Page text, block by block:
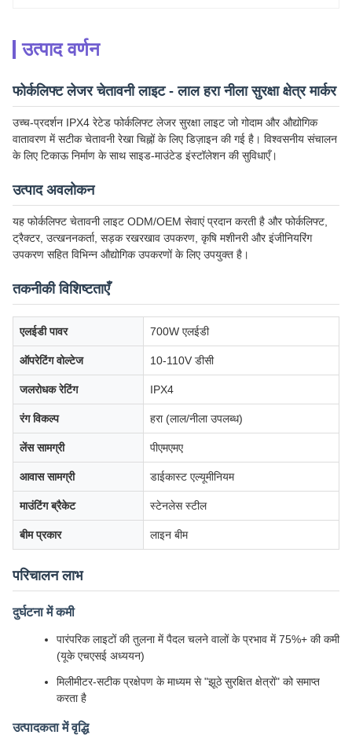
उत्पाद वर्णन
फोर्कलिफ्ट लेजर चेतावनी लाइट - लाल हरा नीला सुरक्षा क्षेत्र मार्कर
उच्च-प्रदर्शन IPX4 रेटेड फोर्कलिफ्ट लेजर सुरक्षा लाइट जो गोदाम और औद्योगिक
वातावरण में सटीक चेतावनी रेखा चिह्नों के लिए डिज़ाइन की गई है। विश्वसनीय संचालन
के लिए टिकाऊ निर्माण के साथ साइड-माउंटेड इंस्टॉलेशन की सुविधाएँ।
उत्पाद अवलोकन
यह फोर्कलिफ्ट चेतावनी लाइट ODM/OEM सेवाएं प्रदान करती है और फोर्कलिफ्ट,
ट्रैक्टर, उत्खननकर्ता, सड़क रखरखाव उपकरण, कृषि मशीनरी और इंजीनियरिंग
उपकरण सहित विभिन्न औद्योगिक उपकरणों के लिए उपयुक्त है।
तकनीकी विशिष्टताएँ
एलईडी पावर 700W एलईडी
ऑपरेटिंग वोल्टेज 10-110V डीसी
जलरोधक रेटिंग IPX4
रंग विकल्प हरा (लाल/नीला उपलब्ध)
लेंस सामग्री पीएमएमए
आवास सामग्री डाईकास्ट एल्यूमीनियम
माउंटिंग ब्रैकेट स्टेनलेस स्टील
बीम प्रकार लाइन बीम
परिचालन लाभ
दुर्घटना में कमी
पारंपरिक लाइटों की तुलना में पैदल चलने वालों के प्रभाव में 75%+ की कमी
(यूके एचएसई अध्ययन)
मिलीमीटर-सटीक प्रक्षेपण के माध्यम से "झूठे सुरक्षित क्षेत्रों" को समाप्त
करता है
उत्पादकता में वृद्धि